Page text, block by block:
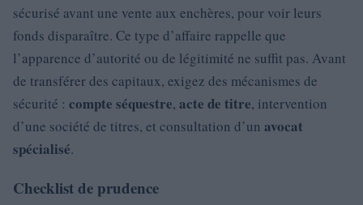
sécurisé avant une vente aux enchères, pour voir leurs
fonds disparaître. Ce type d’affaire rappelle que
l’apparence d’autorité ou de légitimité ne suffit pas. Avant
de transférer des capitaux, exigez des mécanismes de
sécurité : compte séquestre, acte de titre, intervention
d’une société de titres, et consultation d’un avocat
spécialisé.
Checklist de prudence